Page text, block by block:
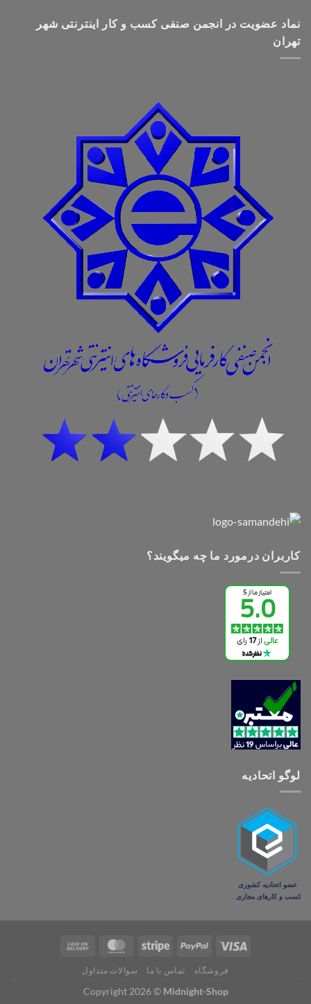
نماد عضویت در انجمن صنفی کسب و کار اینترنتی شهر
تهران
کاربران درمورد ما چه میگویند؟
لوگو اتحادیه
فروشگاه تماس با ما سوالات متداول
Copyright 2026 © Midnight-Shop